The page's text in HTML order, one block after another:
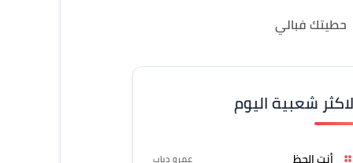
حطيتك فبالي
شعبية اليوم
أنت الحظ عمرو دياب